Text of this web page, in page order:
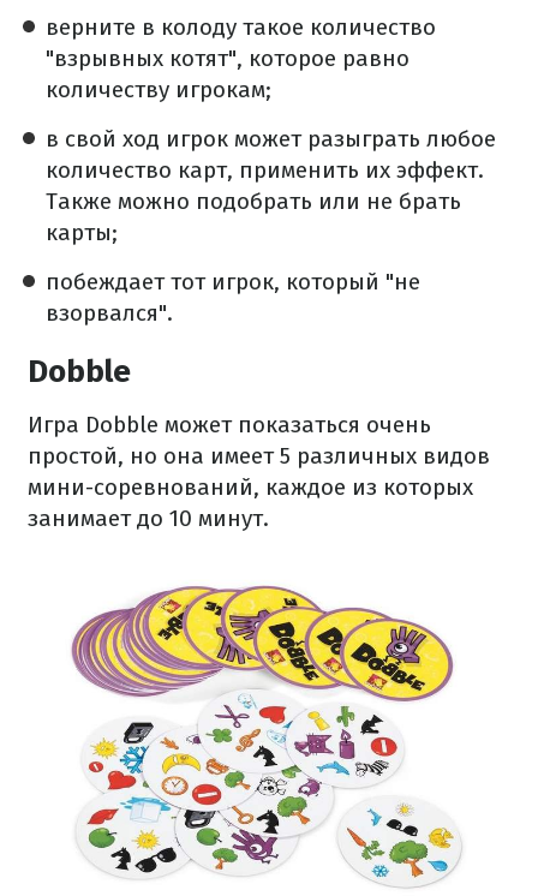
верните в колоду такое количество
"взрывных котят", которое равно
количеству игрокам;
в свой ход игрок может разыграть любое
количество карт, применить их эффект.
Также можно подобрать или не брать
карты;
побеждает тот игрок, который "не
взорвался".
Dobble
Игра Dobble может показаться очень
простой, но она имеет 5 различных видов
мини-соревнований, каждое из которых
занимает до 10 минут.